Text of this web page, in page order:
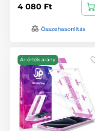
4 080 Ft
Összehasonlítás
Ár-érték arány